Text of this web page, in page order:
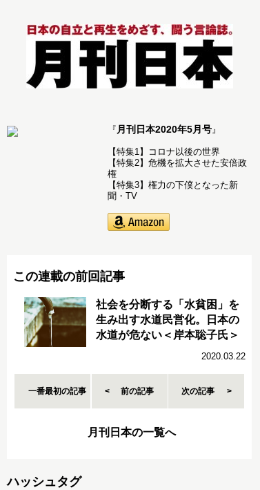
『 月刊日本2020年5月号』
【特集1】コロナ以後の世界
【特集2】危機を拡大させた安倍政
権
【特集3】権力の下僕となった新
聞・TV
この連載の前回記事
社会を分断する「水貧困」を
生み出す水道民営化。日本の
水道が危ない＜岸本聡子氏＞
2020.03.22
一番最初の記事 前の記事 次の記事
月刊日本の一覧へ
ハッシュタグ